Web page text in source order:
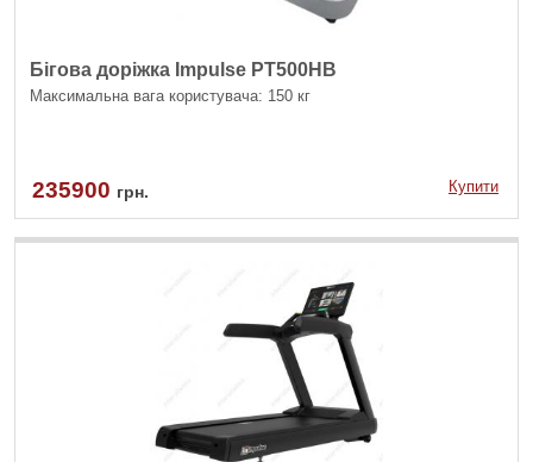
Бігова доріжка Impulse PT500HB
Максимальна вага користувача: 150 кг
235900 грн. Купити